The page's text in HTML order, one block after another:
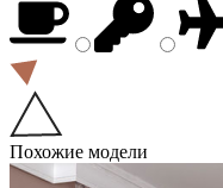
Похожие модели